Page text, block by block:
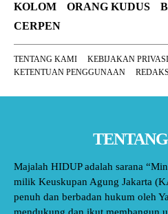
KOLOM
ORANG KUDUS
CERPEN
TENTANG KAMI
KEBIJAKAN PRIVASI
KETENTUAN PENGGUNAAN
Majalah HIDUP adalah sarana
milik Keuskupan Agung Jakarta
penuh dan berbadan hukum oleh